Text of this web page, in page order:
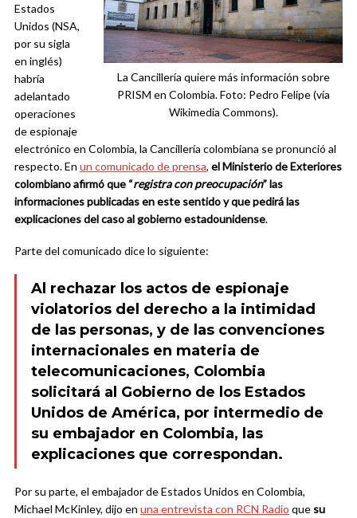
La Cancillería quiere más información sobre
PRISM en Colombia. Foto: Pedro Felipe (vía
Wikimedia Commons).
Estados
Unidos (NSA,
por su sigla
en inglés)
habría
adelantado
operaciones
de espionaje
electrónico en Colombia, la Cancillería colombiana se pronunció al
respecto. En un comunicado de prensa, el Ministerio de Exteriores
colombiano afirmó que “registra con preocupación” las
informaciones publicadas en este sentido y que pedirá las
explicaciones del caso al gobierno estadounidense.
Parte del comunicado dice lo siguiente:
Al rechazar los actos de espionaje
violatorios del derecho a la intimidad
de las personas, y de las convenciones
internacionales en materia de
telecomunicaciones, Colombia
solicitará al Gobierno de los Estados
Unidos de América, por intermedio de
su embajador en Colombia, las
explicaciones que correspondan.
Por su parte, el embajador de Estados Unidos en Colombia,
Michael McKinley, dijo en una entrevista con RCN Radio que su